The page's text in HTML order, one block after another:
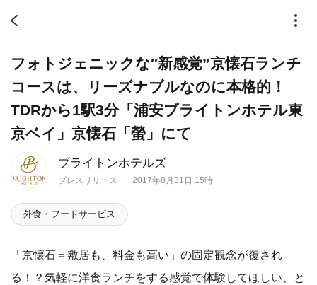
ブライトンホテルズ
プレスリリース 2017年8月31日 15時
フォトジェニックな″新感覚”京懐石ランチ
コースは、リーズナブルなのに本格的！
TDRから1駅3分「浦安ブライトンホテル東
京ベイ」京懐石「螢」にて
外食・フードサービス
「京懐石＝敷居も、料金も高い」の固定観念が覆され
る！？気軽に洋食ランチをする感覚で体験してほしい、と